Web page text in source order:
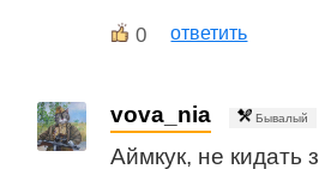
0 ответить
vova_nia Бывалый
Аймкук, не кидать